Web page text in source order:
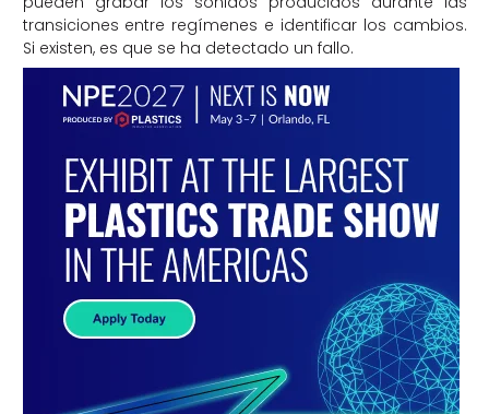
transiciones entre regímenes e identificar los cambios.
Si existen, es que se ha detectado un fallo.